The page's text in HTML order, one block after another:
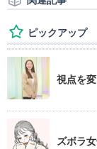
ピックアップ
視点を
ズボラ